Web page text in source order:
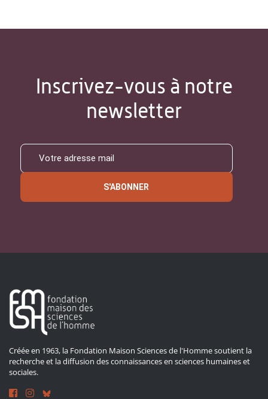
Inscrivez-vous à notre
newsletter
S'ABONNER
Créée en 1963, la Fondation Maison Sciences de l'Homme soutient la
recherche et la diffusion des connaissances en sciences humaines et
sociales.